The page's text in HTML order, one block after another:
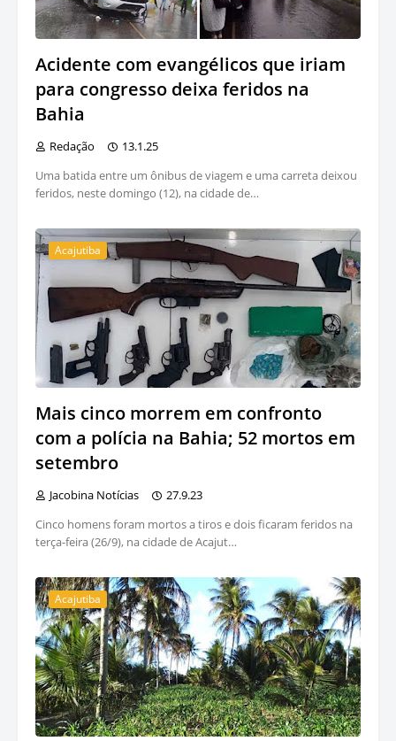
Acidente com evangélicos que iriam
para congresso deixa feridos na
Bahia
Redação
13.1.25
Uma batida entre um ônibus de viagem e uma carreta deixou
feridos, neste domingo (12), na cidade de…
Acajutiba
Mais cinco morrem em confronto
com a polícia na Bahia; 52 mortos em
setembro
Jacobina Notícias
27.9.23
Cinco homens foram mortos a tiros e dois ficaram feridos na
terça-feira (26/9), na cidade de Acajut…
Acajutiba